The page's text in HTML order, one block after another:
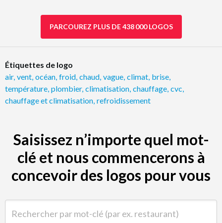
PARCOUREZ PLUS DE 438 000 LOGOS
Étiquettes de logo
air, vent océan froid chaud vague climat brise
température plombier, climatisation chauffage cvc
chauffage et climatisation refroidissement
Saisissez n’importe quel mot-
clé et nous commencerons à
concevoir des logos pour vous